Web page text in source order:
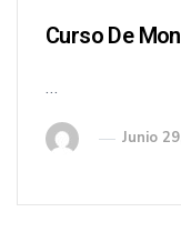
Curso De
…
Junio